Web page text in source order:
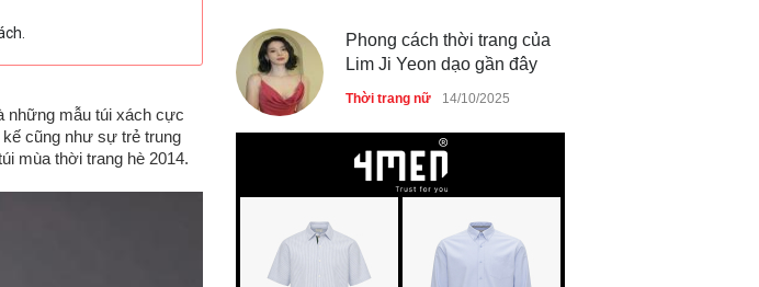
những mẫu túi xách cực
cũng như sự trẻ trung
mùa thời trang hè 2014.
Phong cách thời trang của
Lim Ji Yeon dạo gần đây
Thời trang nữ 14/10/2025